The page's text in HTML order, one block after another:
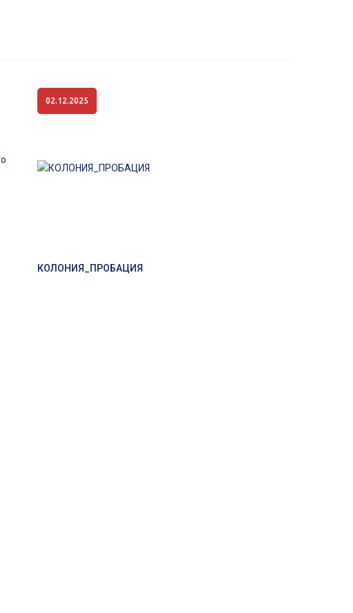
02.12.2025
КОЛОНИЯ_ПРОБАЦИЯ